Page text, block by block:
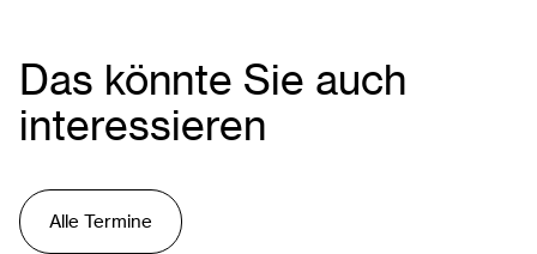
Das könnte Sie auch
interessieren
Alle Termine